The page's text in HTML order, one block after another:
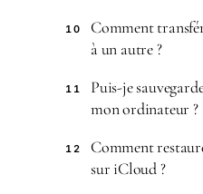
10
Comment
à un autre ?
11
Puis-je
mon ordinateur ?
12
Comment
sur iCloud ?